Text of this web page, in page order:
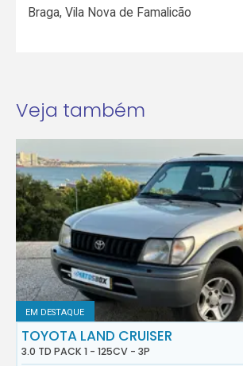
Braga,Vila Nova de Famalicão
Veja também
EM DESTAQUE
TOYOTA LAND CRUISER
3.0 TD PACK 1 - 125CV - 3P